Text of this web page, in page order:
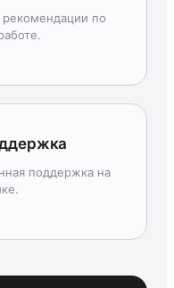
по
поддержка на